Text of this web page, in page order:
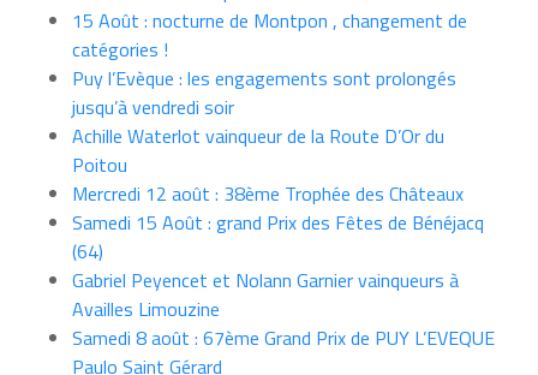
15 Août : nocturne de Montpon , changement de
catégories !
Puy l’Evèque : les engagements sont prolongés
jusqu’à vendredi soir
Achille Waterlot vainqueur de la Route D’Or du
Poitou
Mercredi 12 août : 38ème Trophée des Châteaux
Samedi 15 Août : grand Prix des Fêtes de Bénéjacq
(64)
Gabriel Peyencet et Nolann Garnier vainqueurs à
Availles Limouzine
Samedi 8 août : 67ème Grand Prix de PUY L’EVEQUE
Paulo Saint Gérard